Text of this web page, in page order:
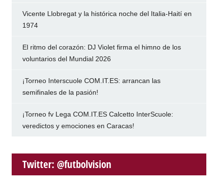
Vicente Llobregat y la histórica noche del Italia-Haití en
1974
El ritmo del corazón: DJ Violet firma el himno de los
voluntarios del Mundial 2026
¡Torneo Interscuole COM.IT.ES: arrancan las
semifinales de la pasión!
¡Torneo fv Lega COM.IT.ES Calcetto InterScuole:
veredictos y emociones en Caracas!
Twitter: @futbolvision